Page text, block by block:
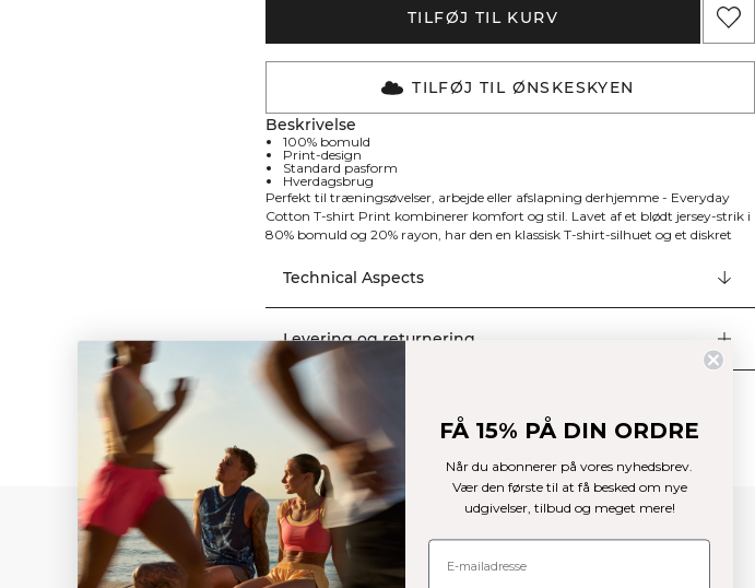
TILFØJ TIL KURV
TILFØJ TIL ØNSKESKYEN
Beskrivelse
100% bomuld
Print-design
Standard pasform
Hverdagsbrug
Perfekt til træningsøvelser, arbejde eller afslapning derhjemme - Everyday
Cotton T-shirt Print kombinerer komfort og stil. Lavet af et blødt jersey-strik i
80% bomuld og 20% rayon, har den en klassisk T-shirt-silhuet og et diskret
nemt og alsidigt tøj til enhver lejlighed.
Technical Aspects
Levering og returnering
Similar products
FÅ 15% PÅ DIN ORDRE
Når du abonnerer på vores nyhedsbrev.
Vær den første til at få besked om nye
udgivelser, tilbud og meget mere!